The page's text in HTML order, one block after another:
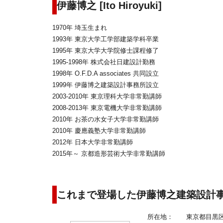
伊藤博之 [Ito Hiroyuki]
1970年 埼玉生まれ
1993年 東京大学工学部建築学科卒業
1995年 東京大学大学院修士課程修了
1995‐1998年 株式会社日建設計勤務
1998年 O.F.D.A associates 共同設立
1999年 伊藤博之建築設計事務所設立
2003-2010年 東京理科大学非常勤講師
2008-2013年 東京電機大学非常勤講師
2010年 お茶の水女子大学非常勤講師
2010年 慶應義塾大学非常勤講師
2012年 日本大学非常勤講師
2015年～ 京都造形芸術大学非常勤講師
これまで登場した伊藤博之建築設計
所在地：
東京都目黒